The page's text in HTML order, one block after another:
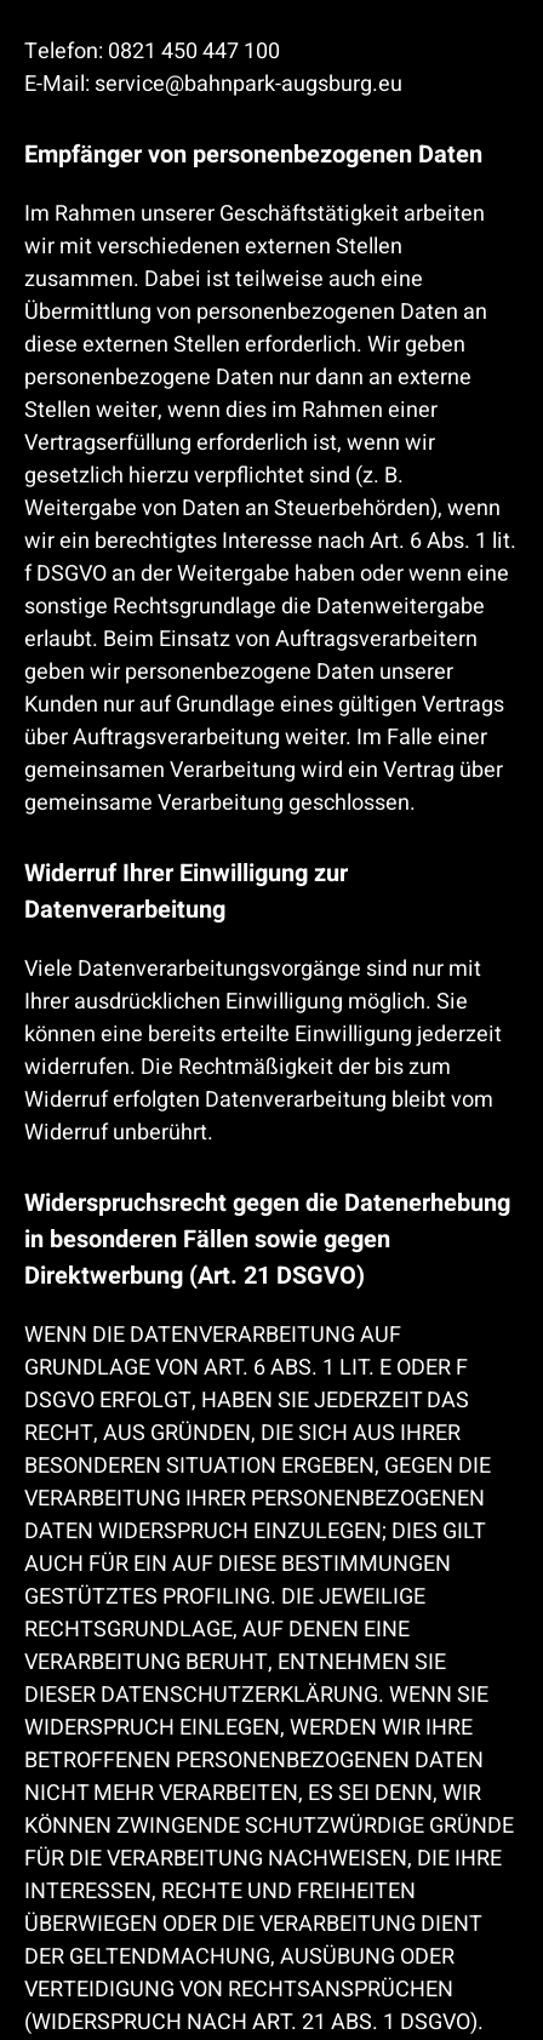
Telefon: 0821 450 447 100
E-Mail: service@bahnpark-augsburg.eu
Empfänger von personenbezogenen Daten
Im Rahmen unserer Geschäftstätigkeit arbeiten
wir mit verschiedenen externen Stellen
zusammen. Dabei ist teilweise auch eine
Übermittlung von personenbezogenen Daten an
diese externen Stellen erforderlich. Wir geben
personenbezogene Daten nur dann an externe
Stellen weiter, wenn dies im Rahmen einer
Vertragserfüllung erforderlich ist, wenn wir
gesetzlich hierzu verpflichtet sind (z. B.
Weitergabe von Daten an Steuerbehörden), wenn
wir ein berechtigtes Interesse nach Art. 6 Abs. 1 lit.
f DSGVO an der Weitergabe haben oder wenn eine
sonstige Rechtsgrundlage die Datenweitergabe
erlaubt. Beim Einsatz von Auftragsverarbeitern
geben wir personenbezogene Daten unserer
Kunden nur auf Grundlage eines gültigen Vertrags
über Auftragsverarbeitung weiter. Im Falle einer
gemeinsamen Verarbeitung wird ein Vertrag über
gemeinsame Verarbeitung geschlossen.
Widerruf Ihrer Einwilligung zur
Datenverarbeitung
Viele Datenverarbeitungsvorgänge sind nur mit
Ihrer ausdrücklichen Einwilligung möglich. Sie
können eine bereits erteilte Einwilligung jederzeit
widerrufen. Die Rechtmäßigkeit der bis zum
Widerruf erfolgten Datenverarbeitung bleibt vom
Widerruf unberührt.
Widerspruchsrecht gegen die Datenerhebung
in besonderen Fällen sowie gegen
Direktwerbung (Art. 21 DSGVO)
WENN DIE DATENVERARBEITUNG AUF
GRUNDLAGE VON ART. 6 ABS. 1 LIT. E ODER F
DSGVO ERFOLGT, HABEN SIE JEDERZEIT DAS
RECHT, AUS GRÜNDEN, DIE SICH AUS IHRER
BESONDEREN SITUATION ERGEBEN, GEGEN DIE
VERARBEITUNG IHRER PERSONENBEZOGENEN
DATEN WIDERSPRUCH EINZULEGEN; DIES GILT
AUCH FÜR EIN AUF DIESE BESTIMMUNGEN
GESTÜTZTES PROFILING. DIE JEWEILIGE
RECHTSGRUNDLAGE, AUF DENEN EINE
VERARBEITUNG BERUHT, ENTNEHMEN SIE
DIESER DATENSCHUTZERKLÄRUNG. WENN SIE
WIDERSPRUCH EINLEGEN, WERDEN WIR IHRE
BETROFFENEN PERSONENBEZOGENEN DATEN
NICHT MEHR VERARBEITEN, ES SEI DENN, WIR
KÖNNEN ZWINGENDE SCHUTZWÜRDIGE GRÜNDE
FÜR DIE VERARBEITUNG NACHWEISEN, DIE IHRE
INTERESSEN, RECHTE UND FREIHEITEN
ÜBERWIEGEN ODER DIE VERARBEITUNG DIENT
DER GELTENDMACHUNG, AUSÜBUNG ODER
VERTEIDIGUNG VON RECHTSANSPRÜCHEN
(WIDERSPRUCH NACH ART. 21 ABS. 1 DSGVO).